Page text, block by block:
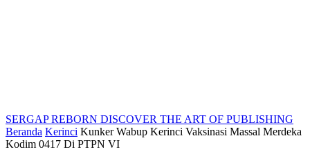
SERGAP REBORN DISCOVER THE ART OF PUBLISHING
Beranda Kerinci Kunker Wabup Kerinci Vaksinasi Massal Merdeka
Kodim 0417 Di PTPN VI